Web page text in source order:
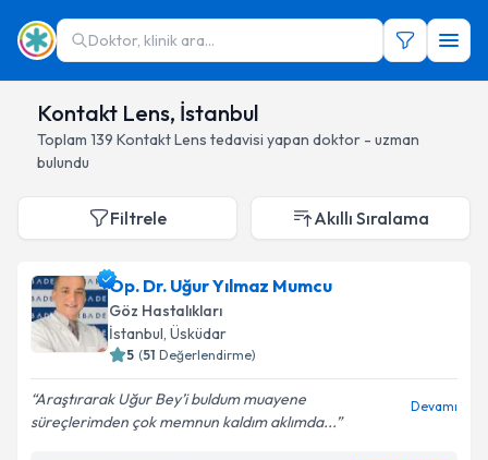
Doktor, klinik ara...
Kontakt Lens, İstanbul
Toplam 139 Kontakt Lens tedavisi yapan doktor - uzman
bulundu
Filtrele Akıllı Sıralama
Op. Dr. Uğur Yılmaz Mumcu
Göz Hastalıkları
İstanbul, Üsküdar
5 (51 Değerlendirme)
Araştırarak Uğur Bey’i buldum muayene
süreçlerimden çok memnun kaldım aklımda...
Devamı